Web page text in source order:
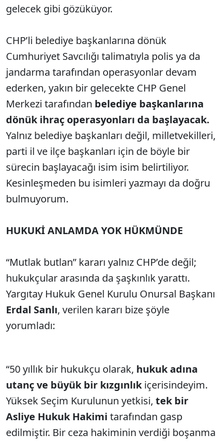
gelecek gibi gözüküyor.
CHP’li belediye başkanlarına dönük
Cumhuriyet Savcılığı talimatıyla polis ya da
jandarma tarafından operasyonlar devam
ederken, yakın bir gelecekte CHP Genel
Merkezi tarafından belediye başkanlarına
dönük ihraç operasyonları da başlayacak.
Yalnız belediye başkanları değil, milletvekilleri,
parti il ve ilçe başkanları için de böyle bir
sürecin başlayacağı isim isim belirtiliyor.
Kesinleşmeden bu isimleri yazmayı da doğru
bulmuyorum.
HUKUKİ ANLAMDA YOK HÜKMÜNDE
“Mutlak butlan” kararı yalnız CHP’de değil;
hukukçular arasında da şaşkınlık yarattı.
Yargıtay Hukuk Genel Kurulu Onursal Başkanı
Erdal Sanlı, verilen kararı bize şöyle
yorumladı:
“50 yıllık bir hukukçu olarak, hukuk adına
utanç ve büyük bir kızgınlıkiçerisindeyim.
Yüksek Seçim Kurulunun yetkisi, tek bir
Asliye Hukuk Hakimi tarafından gasp
edilmiştir. Bir ceza hakiminin verdiği boşanma